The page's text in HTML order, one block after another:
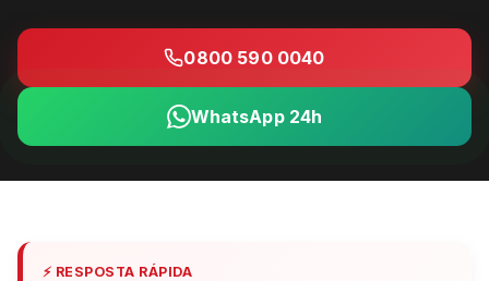
0800 590 0040
WhatsApp 24h
⚡ RESPOSTA RÁPIDA